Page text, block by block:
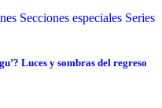
Secciones especiales Series
Luces y sombras del regreso